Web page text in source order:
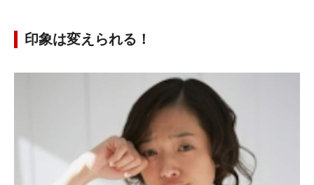
印象は変えられる！